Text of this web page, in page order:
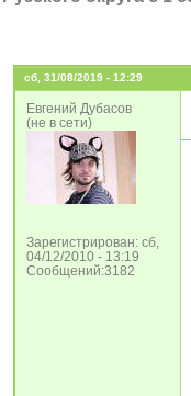
сб, 31/08/2019 - 12:29
Евгений Дубасов
(не в сети)
Зарегистрирован: сб,
04/12/2010 - 13:19
Сообщений:3182